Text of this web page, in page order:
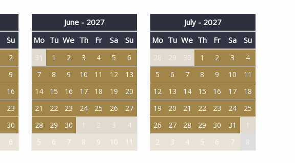
Su
2
9
16
23
30
6
June - 2027
Mo Tu We Th Fr Sa Su
31 1 2 3 4 5
6
7
8 9 10 11 12
13
14
15 16 17 18 19
20
21
22 23 24 25 26
27
28
29 30 1 2 3
4
5
6 7 8 9 10 11
July - 2027
Mo Tu We Th Fr Sa Su
28 29 30 1 2 3
4
5
6 7 8 9 10
11
12
13 14 15 16 17
18
19
20 21 22 23 24
25
26
27 28 29 30 31
1
2
3 4 5 6 7